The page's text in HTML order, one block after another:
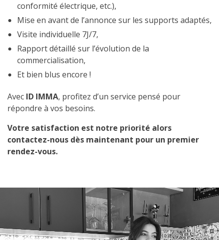
conformité électrique, etc.),
Mise en avant de l’annonce sur les supports adaptés,
Visite individuelle 7J/7,
Rapport détaillé sur l’évolution de la
commercialisation,
Et bien blus encore !
Avec ID IMMA, profitez d’un service pensé pour
répondre à vos besoins.
Votre satisfaction est notre priorité alors
contactez-nous dès maintenant pour un premier
rendez-vous.